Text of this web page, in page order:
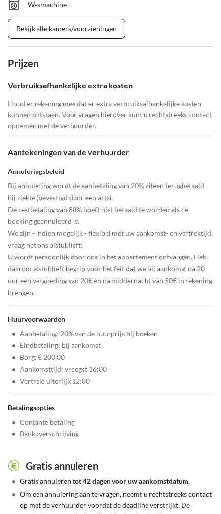
Wasmachine
Bekijk alle kamers/voorzieningen
Prijzen
Verbruiksafhankelijke extra kosten
Houd er rekening mee dat er extra verbruiksafhankelijke kosten
kunnen ontstaan. Voor vragen hierover kunt u rechtstreeks contact
opnemen met de verhuurder.
Aantekeningen van de verhuurder
Annuleringsbeleid
Bij annulering wordt de aanbetaling van 20% alleen terugbetaald
bij ziekte (bevestigd door een arts).
De restbetaling van 80% hoeft niet betaald te worden als de
boeking geannuleerd is.
We zijn - indien mogelijk - flexibel met uw aankomst- en vertrektijd,
vraag het ons alstublieft!
U wordt persoonlijk door ons in het appartement ontvangen. Heb
daarom alstublieft begrip voor het feit dat we bij aankomst na 20
uur een vergoeding van 20€ en na middernacht van 50€ in rekening
brengen.
Huurvoorwaarden
• Aanbetaling: 20% van de huurprijs bij boeken
• Eindbetaling: bij aankomst
• Borg: € 200,00
• Aankomsttijd: vroegst 16:00
• Vertrek: uiterlijk 12:00
Betalingsopties
• Contante betaling
• Bankoverschrijving
Gratis annuleren
• Gratis annuleren tot 42 dagen voor uw aankomstdatum.
• Om een annulering aan te vragen, neemt u rechtstreeks contact
op met de verhuurder voordat de deadline verstrijkt. De